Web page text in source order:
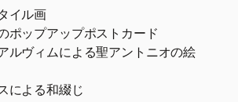
イル画
ポップアップポストカード
ルヴィムによる聖アントニオの絵
による和綴じ